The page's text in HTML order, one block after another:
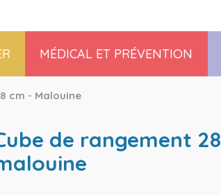
MÉDICAL ET PRÉVENTION
cm - Malouine
28 cm -